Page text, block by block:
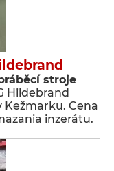
stroje
Hildebrand
Kežmarku. Cena
inzerátu.